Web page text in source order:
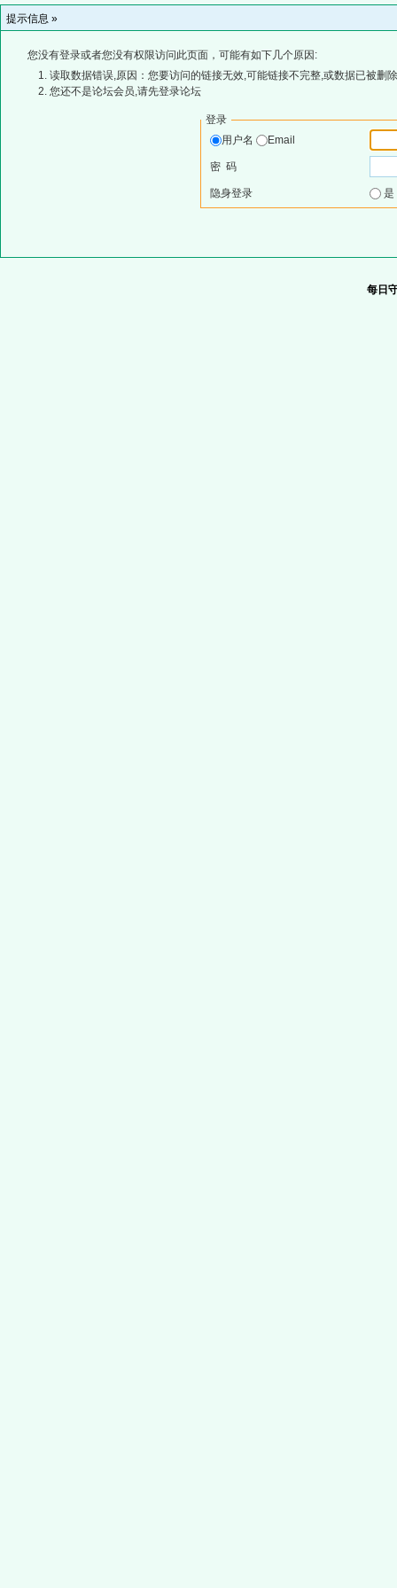
提示信息 »
您没有登录或者您没有权限访问此页面，可能有如下几个原因:
读取数据错误,原因：您要访问的链接无效,可能链接不完整,或数据已被删
您还不是论坛会员,请先登录论坛
登录
用户名
Email
密 码
隐身登录
每日